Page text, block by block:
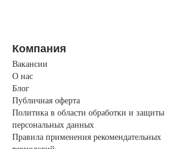
Компания
Вакансии
О нас
Блог
Публичная оферта
Политика в области обработки и защиты
персональных данных
Правила применения рекомендательных